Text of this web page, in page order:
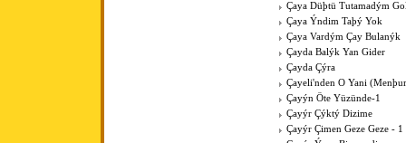
Çaya Düþtü Tutamadým
Çaya Ýndim Taþý Yok
Çaya Vardým Çay Bulanýk
Çayda Balýk Yan Gider
Çayda Çýra
Çayeli'nden O Yani
Çayýn Öte Yüzünde-1
Çayýr Çýktý Dizime
Çayýr Çimen Geze Geze - 1